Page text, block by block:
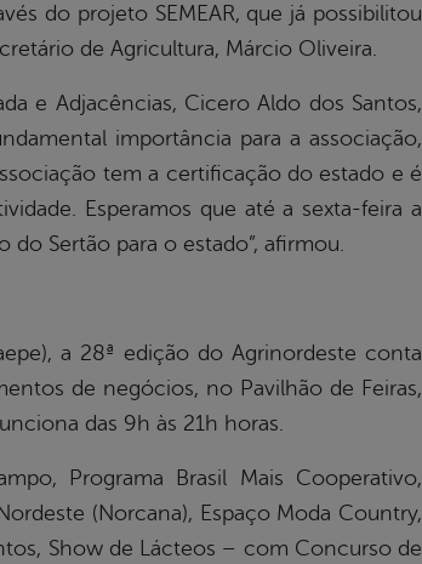
do projeto SEMEAR, que já possibilitou
de Agricultura, Márcio Oliveira.
e Adjacências, Cicero Aldo dos Santos,
importância para a associação,
tem a certificação do estado e é
Esperamos que até a sexta-feira a
Sertão para o estado”, afirmou.
a 28ª edição do Agrinordeste conta
de negócios, no Pavilhão de Feiras,
das 9h às 21h horas.
Programa Brasil Mais Cooperativo,
(Norcana), Espaço Moda Country,
Show de Lácteos – com Concurso de